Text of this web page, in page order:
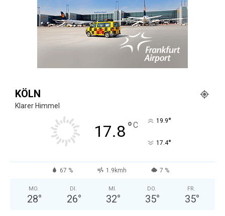
KÖLN
Klarer Himmel
17.8°C 19.9°
17.4°
67 % 1.9kmh 7 %
MO.
28°
DI.
26°
MI.
32°
DO.
35°
FR.
35°